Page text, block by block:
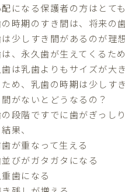
になる保護者の方はとても
時期のすき間は、将来の
少しすき間があるのが理
、永久歯が生えてくるた
は乳歯よりもサイズが大
め、乳歯の時期は少しす
がないとどうなるの？
段階ですでに歯がぎっし
果、
が重なって生える
びがガタガタになる
歯になる